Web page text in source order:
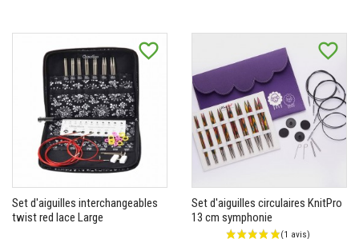
favorite_border
Set d'aiguilles interchangeables
twist red lace Large
favorite_border
Set d'aiguilles circulaires KnitPro
13 cm symphonie